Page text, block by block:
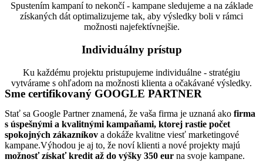
Spustením kampaní to nekončí - kampane sledujeme a na základe
získaných dát optimalizujeme tak, aby výsledky boli v rámci
možnosti najefektívnejšie.
Individuálny prístup
Ku každému projektu pristupujeme individuálne - stratégiu
vytvárame s ohľadom na možnosti klienta a očakávané výsledky.
Sme certifikovaný GOOGLE PARTNER
Stať sa Google Partner znamená, že vaša firma je uznaná ako firma
s úspešnými a kvalitnými kampaňami, ktorej rastie počet
spokojných zákazníkov a dokáže kvalitne viesť marketingové
kampane.Výhodou je aj to, že noví klienti a nové projekty majú
možnosť získať kredit až do výšky 350 eur na svoje kampane.